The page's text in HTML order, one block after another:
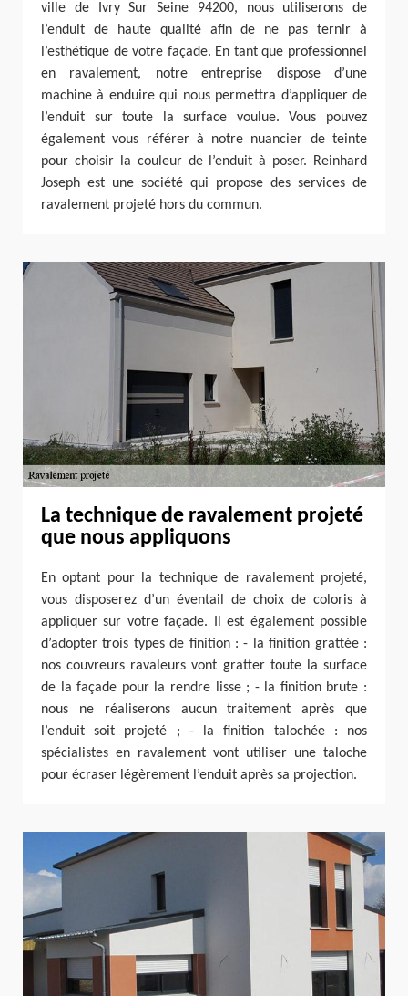
ville de Ivry Sur Seine 94200, nous utiliserons de
l’enduit de haute qualité afin de ne pas ternir à
l’esthétique de votre façade. En tant que professionnel
en ravalement, notre entreprise dispose d’une
machine à enduire qui nous permettra d’appliquer de
l’enduit sur toute la surface voulue. Vous pouvez
également vous référer à notre nuancier de teinte
pour choisir la couleur de l’enduit à poser. Reinhard
Joseph est une société qui propose des services de
ravalement projeté hors du commun.
La technique de ravalement projeté
que nous appliquons
En optant pour la technique de ravalement projeté,
vous disposerez d’un éventail de choix de coloris à
appliquer sur votre façade. Il est également possible
d’adopter trois types de finition : - la finition grattée :
nos couvreurs ravaleurs vont gratter toute la surface
de la façade pour la rendre lisse ; - la finition brute :
nous ne réaliserons aucun traitement après que
l’enduit soit projeté ; - la finition talochée : nos
spécialistes en ravalement vont utiliser une taloche
pour écraser légèrement l’enduit après sa projection.